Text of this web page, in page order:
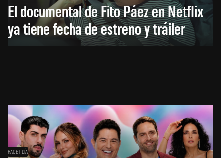
El documental de Fito Páez en Netflix
ya tiene fecha de estreno y tráiler
HACE 1 DÍA